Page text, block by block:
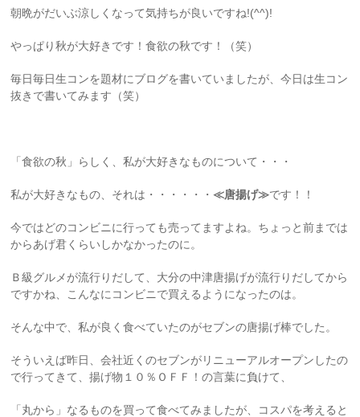
朝晩がだいぶ涼しくなって気持ちが良いですね!(^^)!
やっぱり秋が大好きです！食欲の秋です！（笑）
毎日毎日生コンを題材にブログを書いていましたが、今日は生コン
抜きで書いてみます（笑）
「食欲の秋」らしく、私が大好きなものについて・・・
私が大好きなもの、それは・・・・・・≪唐揚げ≫です！！
今ではどのコンビニに行っても売ってますよね。ちょっと前までは
からあげ君くらいしかなかったのに。
Ｂ級グルメが流行りだして、大分の中津唐揚げが流行りだしてから
ですかね、こんなにコンビニで買えるようになったのは。
そんな中で、私が良く食べていたのがセブンの唐揚げ棒でした。
そういえば昨日、会社近くのセブンがリニューアルオープンしたの
で行ってきて、揚げ物１０％ＯＦＦ！の言葉に負けて、
「丸から」なるものを買って食べてみましたが、コスパを考えると